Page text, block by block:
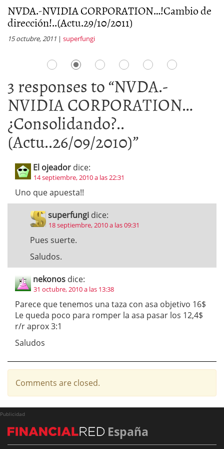
NVDA.-NVIDIA CORPORATION…!Cambio de
dirección!..(Actu.29/10/2011)
15 octubre, 2011 | superfungi
3 responses to “NVDA.-
NVIDIA CORPORATION…
¿Consolidando?..
(Actu..26/09/2010)”
El ojeador dice:
14 septiembre, 2010 a las 22:31
Uno que apuesta!!
superfungi dice:
18 septiembre, 2010 a las 09:31
Pues suerte.
Saludos.
nekonos dice:
31 octubre, 2010 a las 13:38
Parece que tenemos una taza con asa objetivo 16$
Le queda poco para romper la asa pasar los 12,4$
r/r aprox 3:1
Saludos
Comments are closed.
Publicidad
España